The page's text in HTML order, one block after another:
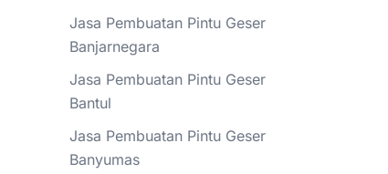
Jasa Pembuatan Pintu Geser
Banjarnegara
Jasa Pembuatan Pintu Geser
Bantul
Jasa Pembuatan Pintu Geser
Banyumas